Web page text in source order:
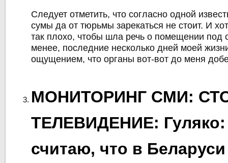
Следует отметить, что согласно одной
сумы да от тюрьмы зарекаться не стоит. И
так плохо, чтобы шла речь о помещении под
менее, последние несколько дней моей
ощущением, что органы вот-вот до меня
МОНИТОРИНГ СМИ:
ТЕЛЕВИДЕНИЕ: Гуляко:
считаю, что в